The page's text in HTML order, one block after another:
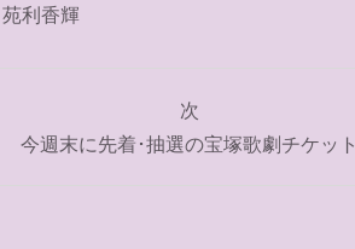
苑利香輝
次
今週末に先着･抽選の宝塚歌劇チケット